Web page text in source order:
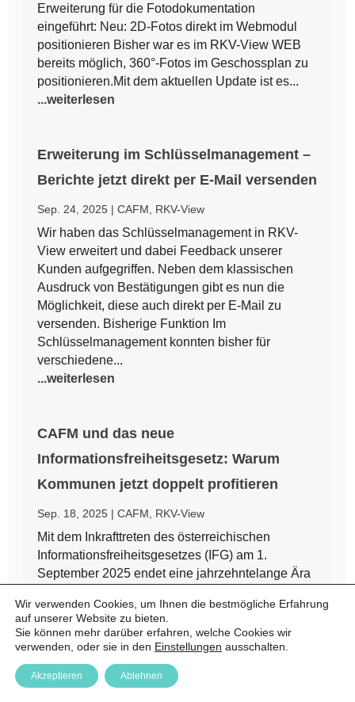
Erweiterung für die Fotodokumentation
eingeführt: Neu: 2D-Fotos direkt im Webmodul
positionieren Bisher war es im RKV-View WEB
bereits möglich, 360°-Fotos im Geschossplan zu
positionieren.Mit dem aktuellen Update ist es...
...weiterlesen
Erweiterung im Schlüsselmanagement –
Berichte jetzt direkt per E-Mail versenden
Sep. 24, 2025 |CAFM RKV-View
Wir haben das Schlüsselmanagement in RKV-
View erweitert und dabei Feedback unserer
Kunden aufgegriffen. Neben dem klassischen
Ausdruck von Bestätigungen gibt es nun die
Möglichkeit, diese auch direkt per E-Mail zu
versenden. Bisherige Funktion Im
Schlüsselmanagement konnten bisher für
verschiedene...
...weiterlesen
CAFM und das neue
Informationsfreiheitsgesetz: Warum
Kommunen jetzt doppelt profitieren
Sep. 18, 2025 |CAFM RKV-View
Mit dem Inkrafttreten des österreichischen
Informationsfreiheitsgesetzes (IFG) am 1.
September 2025 endet eine jahrzehntelange Ära
haben nun einen Rechtsanspruch auf Zugang zu
amtlichen Informationen – auch auf kommunaler
Ebene. Für Städte und Gemeinden...
...weiterlesen
Wir verwenden Cookies, um Ihnen die bestmögliche Erfahrung
auf unserer Website zu bieten.
Sie können mehr darüber erfahren, welche Cookies wir
verwenden, oder sie in den Einstellungen ausschalten.
Akzeptieren Ablehnen